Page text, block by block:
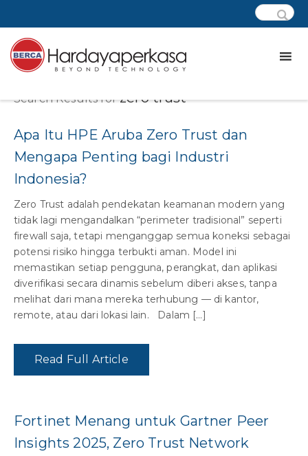
Search Results forzero trust
Apa Itu HPE Aruba Zero Trust dan
Mengapa Penting bagi Industri
Indonesia?
Zero Trust adalah pendekatan keamanan modern yang
tidak lagi mengandalkan “perimeter tradisional” seperti
firewall saja, tetapi menganggap semua koneksi sebagai
potensi risiko hingga terbukti aman. Model ini
memastikan setiap pengguna, perangkat, dan aplikasi
diverifikasi secara dinamis sebelum diberi akses, tanpa
melihat dari mana mereka terhubung — di kantor,
remote, atau dari lokasi lain. Dalam […]
Read Full Article
Fortinet Menang untuk Gartner Peer
Insights 2025, Zero Trust Network